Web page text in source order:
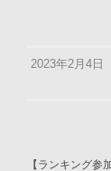
2023年2月4日
【ランキング参